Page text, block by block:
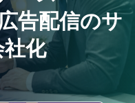
告配信のサ
化